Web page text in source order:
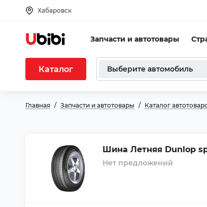
Хабаровск
Запчасти и автотовары
Каталог Выберите автомобиль
Главная Запчасти и автотовары Каталог
Шина Летняя Dunlop sp
Нет предложений